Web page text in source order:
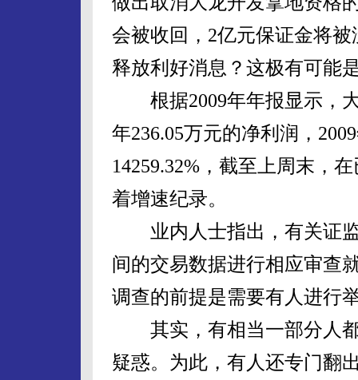
会被收回，2亿元保证金将
释放利好消息？这极有可
根据2009年年报显示，大
年236.05万元的净利润，
14259.32%，截至上周末，
着增速纪录。
业内人士指出，有关证监
间的交易数据进行相应审查
调查的前提是需要有人进行
其实，有相当一部分人都
疑惑。为此，有人还专门翻